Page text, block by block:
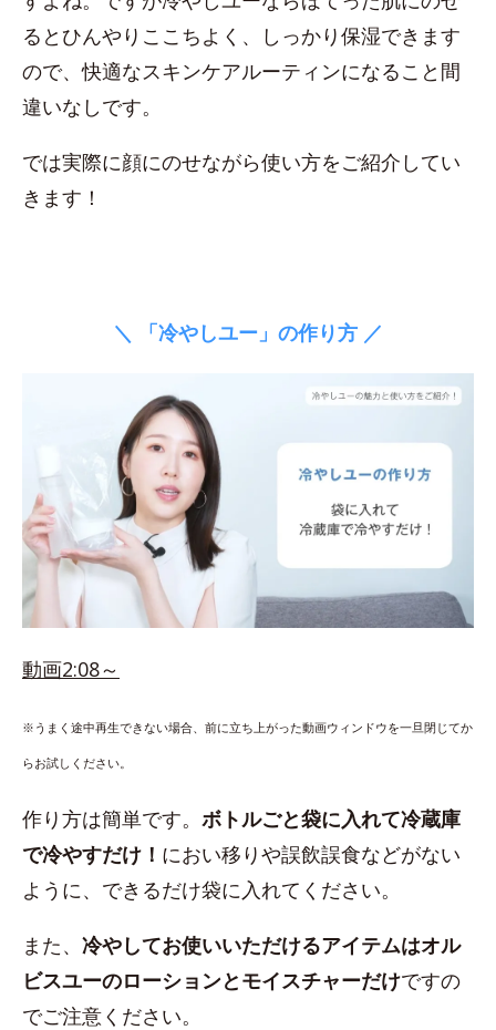
るとひんやりここちよく、しっかり保湿できます
ので、快適なスキンケアルーティンになること間
違いなしです。
では実際に顔にのせながら使い方をご紹介してい
きます！
＼ 「冷やしユー」の作り方 ／
動画2:08～
※うまく途中再生できない場合、前に立ち上がった動画ウィンドウを一旦閉じてか
らお試しください。
作り方は簡単です。 ボトルごと袋に入れて冷蔵庫
で冷やすだけ！ におい移りや誤飲誤食などがない
ように、できるだけ袋に入れてください。
また、 冷やしてお使いいただけるアイテムはオル
ビスユーのローションとモイスチャーだけですの
でご注意ください。